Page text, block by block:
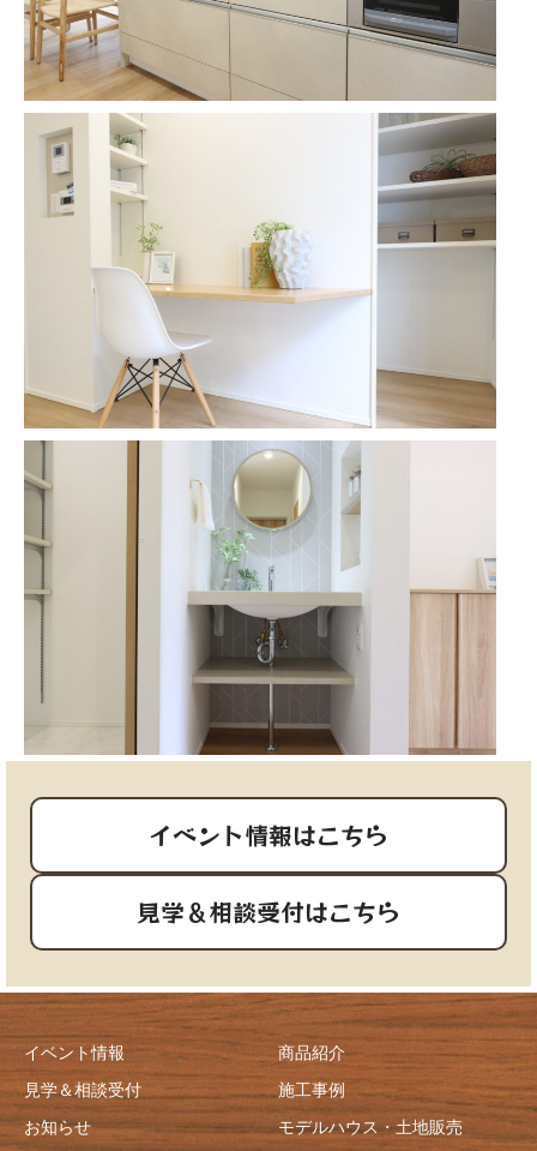
イベント情報はこちら
見学＆相談受付はこちら
イベント情報
見学＆相談受付
お知らせ
商品紹介
施工事例
モデルハウス・土地販売